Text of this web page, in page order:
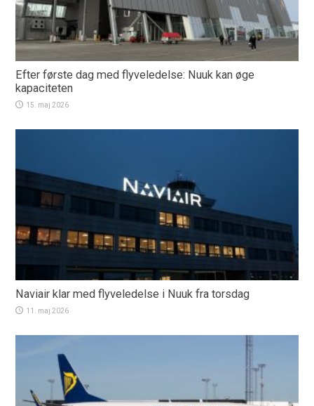
Efter første dag med flyveledelse: Nuuk kan øge
kapaciteten
15. maj 2026
Naviair klar med flyveledelse i Nuuk fra torsdag
11. maj 2026